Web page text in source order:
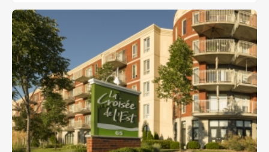
nous apprécions la confiance que vous portez à la
Maison Familiale et nous demeurons à votre
disponibilité en tout temps afin de vous satisfaire.
Maison Familiale : pour un style de vie bien mérité!